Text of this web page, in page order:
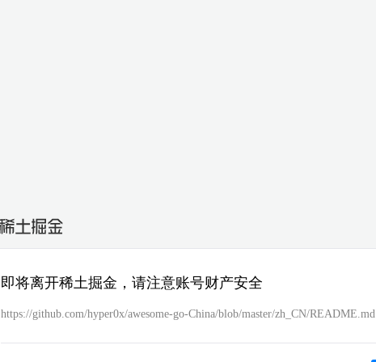
即将离开稀土掘金，请注意账号财产安全
https://github.com/hyper0x/awesome-go-China/blob/master/zh_CN/README.md